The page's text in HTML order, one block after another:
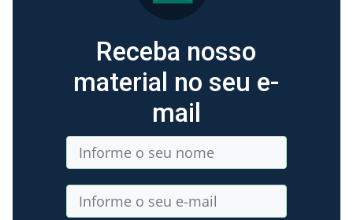
Receba nosso
material no seu e-
mail